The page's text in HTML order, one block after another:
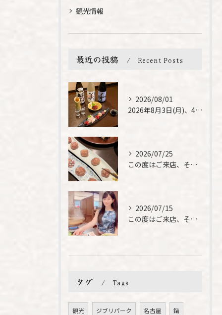
観光情報
最近の投稿 Recent Posts
2026/08/01
2026年8月3日(月)、4日(火)は、臨時休業させて頂きま...
2026/07/25
この度はご来店、そして素敵なご紹介誠にありがとうございます✨...
2026/07/15
この度はご来店、そして素敵なご紹介誠にありがとうございます✨...
タグ Tags
観光 ジブリパーク 名古屋 鍋